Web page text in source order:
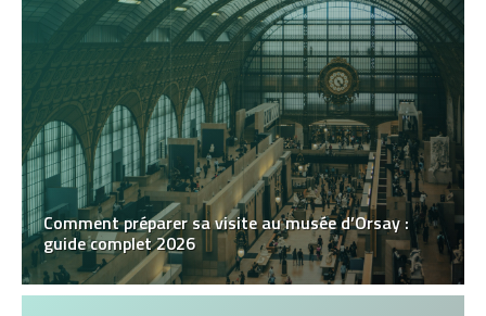
Comment préparer sa visite au musée d’Orsay :
guide complet 2026